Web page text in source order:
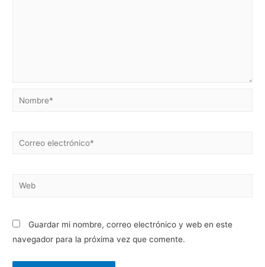
Guardar mi nombre, correo electrónico y web en este
navegador para la próxima vez que comente.